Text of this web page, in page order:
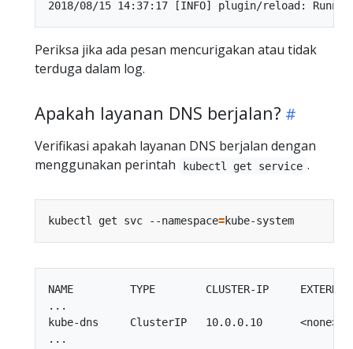
Periksa jika ada pesan mencurigakan atau tidak
terduga dalam log.
Apakah layanan DNS berjalan?
Verifikasi apakah layanan DNS berjalan dengan
menggunakan perintah
kubectl get service .
kubectl get svc --namespace=
NAME         TYPE        CLUSTER-IP
...
kube-dns     ClusterIP   10.0.0.10      <none>